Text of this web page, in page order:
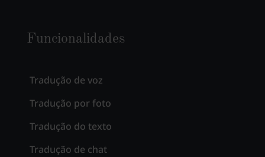
Funcionalidades
Tradução de voz
Tradução por foto
Tradução do texto
Tradução de chat